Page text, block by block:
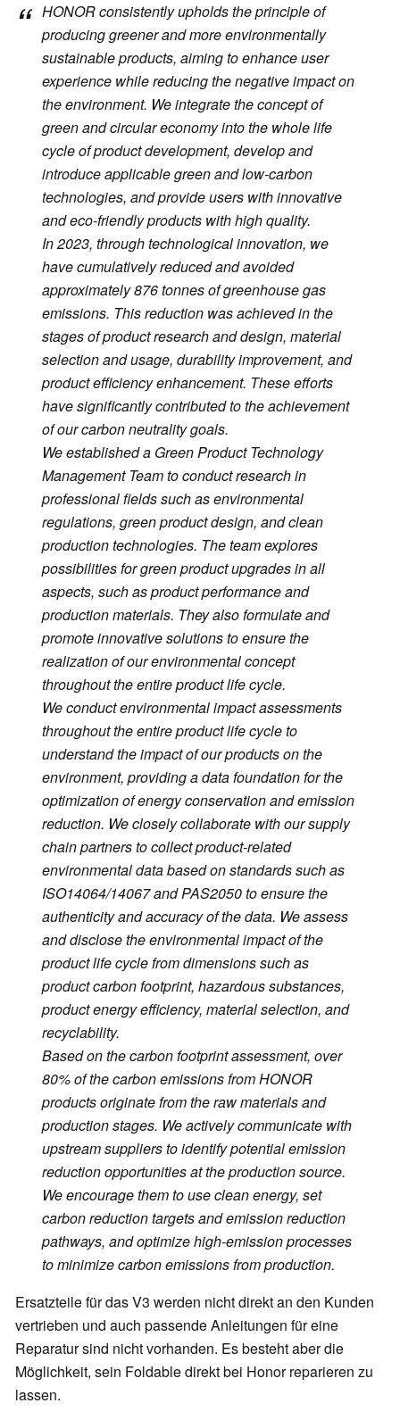
HONOR consistently upholds the principle of
producing greener and more environmentally
sustainable products, aiming to enhance user
experience while reducing the negative impact on
the environment. We integrate the concept of
green and circular economy into the whole life
cycle of product development, develop and
introduce applicable green and low-carbon
technologies, and provide users with innovative
and eco-friendly products with high quality.
In 2023, through technological innovation, we
have cumulatively reduced and avoided
approximately 876 tonnes of greenhouse gas
emissions. This reduction was achieved in the
stages of product research and design, material
selection and usage, durability improvement, and
product efficiency enhancement. These efforts
have significantly contributed to the achievement
of our carbon neutrality goals.
We established a Green Product Technology
Management Team to conduct research in
professional fields such as environmental
regulations, green product design, and clean
production technologies. The team explores
possibilities for green product upgrades in all
aspects, such as product performance and
production materials. They also formulate and
promote innovative solutions to ensure the
realization of our environmental concept
throughout the entire product life cycle.
We conduct environmental impact assessments
throughout the entire product life cycle to
understand the impact of our products on the
environment, providing a data foundation for the
optimization of energy conservation and emission
reduction. We closely collaborate with our supply
chain partners to collect product-related
environmental data based on standards such as
ISO14064/14067 and PAS2050 to ensure the
authenticity and accuracy of the data. We assess
and disclose the environmental impact of the
product life cycle from dimensions such as
product carbon footprint, hazardous substances,
product energy efficiency, material selection, and
recyclability.
Based on the carbon footprint assessment, over
80% of the carbon emissions from HONOR
products originate from the raw materials and
production stages. We actively communicate with
upstream suppliers to identify potential emission
reduction opportunities at the production source.
We encourage them to use clean energy, set
carbon reduction targets and emission reduction
pathways, and optimize high-emission processes
to minimize carbon emissions from production.
Ersatzteile für das V3 werden nicht direkt an den Kunden
vertrieben und auch passende Anleitungen für eine
Reparatur sind nicht vorhanden. Es besteht aber die
Möglichkeit, sein Foldable direkt bei Honor reparieren zu
lassen.